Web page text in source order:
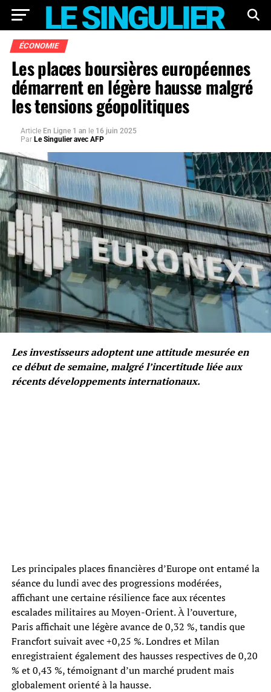
ÉCONOMIE
Les places boursières européennes
démarrent en légère hausse malgré
les tensions géopolitiques
Article En Ligne 1 an le 16 juin 2025
Par Le Singulier avec AFP
Les investisseurs adoptent une attitude mesurée en
ce début de semaine, malgré l’incertitude liée aux
récents développements internationaux.
Les principales places financières d’Europe ont entamé la
séance du lundi avec des progressions modérées,
affichant une certaine résilience face aux récentes
escalades militaires au Moyen-Orient. À l’ouverture,
Paris affichait une légère avance de 0,32 %, tandis que
Francfort suivait avec +0,25 %. Londres et Milan
enregistraient également des hausses respectives de 0,20
% et 0,43 %, témoignant d’un marché prudent mais
globalement orienté à la hausse.